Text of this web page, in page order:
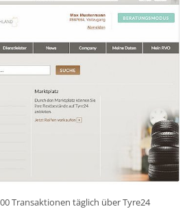
Transaktionen täglich über Tyre24